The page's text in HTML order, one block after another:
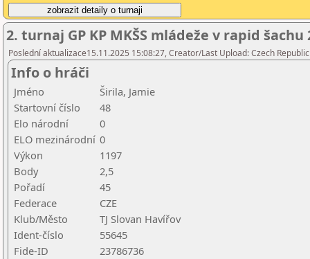
2. turnaj GP KP MKŠS mládeže v rapid
Poslední aktualizace15.11.2025 15:08:27, Creator/Last Upload: Czech
Info o hráči
Jméno
Širila, Jamie
Startovní číslo
48
Elo národní
0
ELO mezinárodní 0
Výkon
1197
Body
2,5
Pořadí
45
Federace
CZE
Klub/Město
TJ Slovan Havířov
Ident-číslo
55645
Fide-ID
23786736